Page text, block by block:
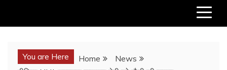
You are Here Home
News